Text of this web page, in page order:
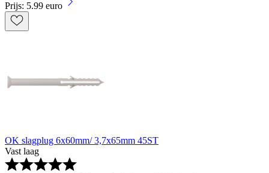
Prijs: 5.99 euro
OK slagplug 6x60mm/ 3,7x65mm 45ST
Vast laag